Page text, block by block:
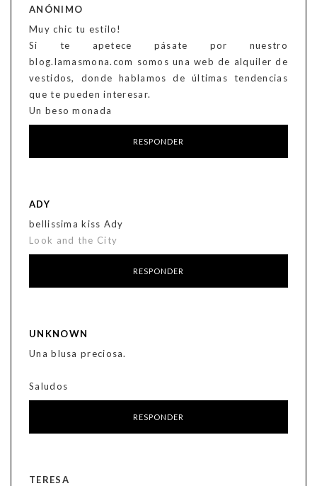
ANÓNIMO
Muy chic tu estilo!
Si te apetece pásate por nuestro
blog.lamasmona.com somos una web de alquiler de
vestidos, donde hablamos de últimas tendencias
que te pueden interesar.
Un beso monada
RESPONDER
ADY
bellissima kiss Ady
Look and the City
RESPONDER
UNKNOWN
Una blusa preciosa.
Saludos
RESPONDER
TERESA